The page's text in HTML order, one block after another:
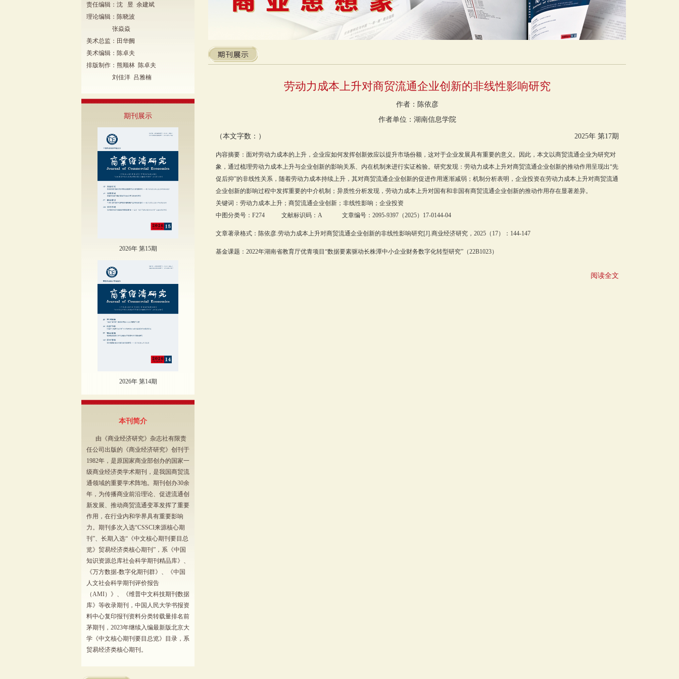
责任编辑：沈 昱 余建斌
理论编辑：陈晓波
张焱焱
美术总监：田华阙
美术编辑：陈卓夫
排版制作：熊顺林 陈卓夫
刘佳洋 吕雅楠
期刊展示
2026年 第15期
2026年 第14期
本刊简介
由《商业经济研究》杂志社有限责
任公司出版的《商业经济研究》创刊于
1982年，是原国家商业部创办的国家一
级商业经济类学术期刊，是我国商贸流
通领域的重要学术阵地。期刊创办30余
年，为传播商业前沿理论、促进流通创
新发展、推动商贸流通变革发挥了重要
作用，在行业内和学界具有重要影响
力。期刊多次入选“CSSCI来源核心期
刊”、长期入选“《中文核心期刊要目总
览》贸易经济类核心期刊”，系《中国
知识资源总库社会科学期刊精品库》、
《万方数据-数字化期刊群》、《中国
人文社会科学期刊评价报告
（AMI）》、《维普中文科技期刊数据
库》等收录期刊，中国人民大学书报资
料中心复印报刊资料分类转载量排名前
茅期刊，2023年继续入编最新版北京大
学《中文核心期刊要目总览》目录，系
贸易经济类核心期刊。
劳动力成本上升对商贸流通企业创新的非线性影响研究
作者：陈依彦
作者单位：湖南信息学院
（本文字数：） 2025年 第17期
内容摘要：面对劳动力成本的上升，企业应如何发挥创新效应以提升市场份额，这对于企业发展具有重要的意义。因此，本文以商贸流通企业为研究对
象，通过梳理劳动力成本上升与企业创新的影响关系、内在机制来进行实证检验。研究发现：劳动力成本上升对商贸流通企业创新的推动作用呈现出“先
促后抑”的非线性关系，随着劳动力成本持续上升，其对商贸流通企业创新的促进作用逐渐减弱；机制分析表明，企业投资在劳动力成本上升对商贸流通
企业创新的影响过程中发挥重要的中介机制；异质性分析发现，劳动力成本上升对国有和非国有商贸流通企业创新的推动作用存在显著差异。
关键词：劳动力成本上升；商贸流通企业创新；非线性影响；企业投资
中图分类号：F274 文献标识码：A 文章编号：2095-9397（2025）17-0144-04
文章著录格式：陈依彦.劳动力成本上升对商贸流通企业创新的非线性影响研究[J].商业经济研究，2025（17）：144-147
基金课题：2022年湖南省教育厅优青项目“数据要素驱动长株潭中小企业财务数字化转型研究”（22B1023）
阅读全文